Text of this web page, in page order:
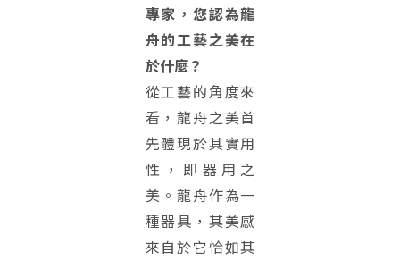
專家，您認為龍
舟的工藝之美在
於什麼？
從工藝的角度來
看，龍舟之美首
先體現於其實用
性，即器用之
美。龍舟作為一
種器具，其美感
來自於它恰如其